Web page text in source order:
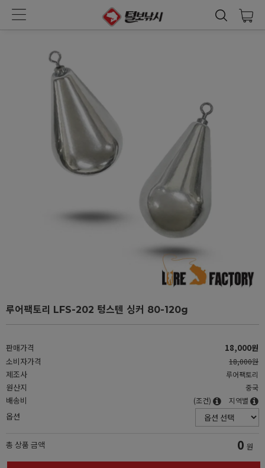
루어팩토리 LFS-202 텅스텐 싱커 80-120g
판매가격
18,000원
소비자가격
18,000원
제조사 루어팩토리
원산지 중국
배송비 (조건) 지역별
옵션
총 상품 금액 0 원